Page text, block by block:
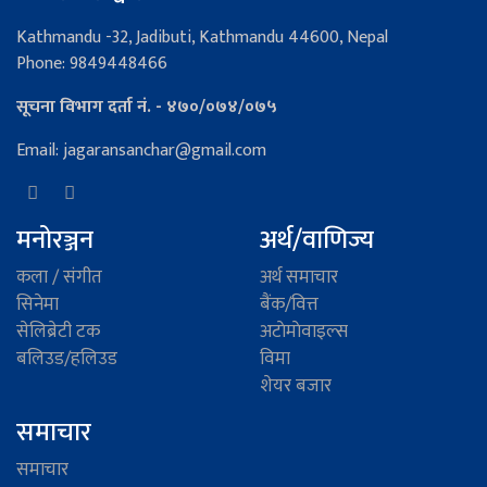
Kathmandu -32, Jadibuti, Kathmandu 44600, Nepal
Phone: 9849448466
सूचना विभाग दर्ता नं. - ४७०/०७४/०७५
Email: jagaransanchar@gmail.com
मनोरञ्जन
कला / संगीत
सिनेमा
सेलिब्रेटी टक
बलिउड/हलिउड
अर्थ/वाणिज्य
अर्थ समाचार
बैंक/वित्त
अटाेमाेवाइल्स
विमा
शेयर बजार
समाचार
समाचार